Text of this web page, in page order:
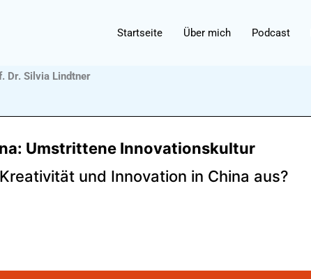
Startseite Über mich Podcast
Dr. Silvia Lindtner